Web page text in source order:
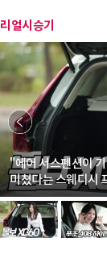
리얼시승기
"에어 서스펜션이
미쳤다는 스웨디시
B5 울트라'